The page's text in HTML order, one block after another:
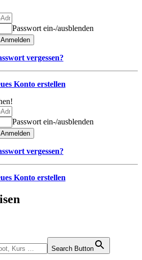
Passwort ein-/ausblenden
Anmelden
vergessen?
Konto erstellen
Passwort ein-/ausblenden
Anmelden
vergessen?
Konto erstellen
Search Button